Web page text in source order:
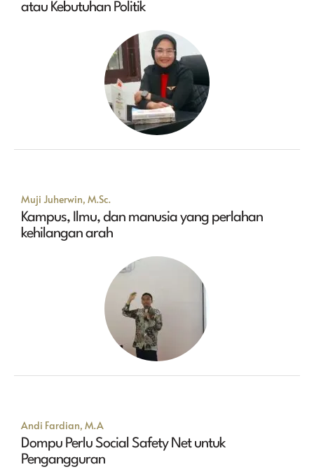
atau Kebutuhan Politik
Muji Juherwin, M.Sc.
Kampus, Ilmu, dan manusia yang perlahan
kehilangan arah
Andi Fardian, M.A
Dompu Perlu Social Safety Net untuk
Pengangguran